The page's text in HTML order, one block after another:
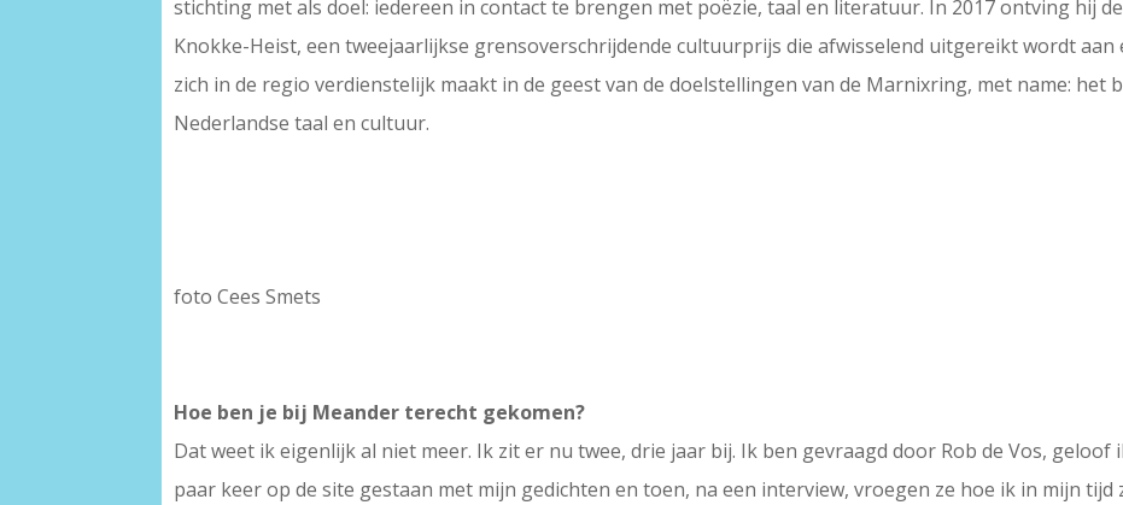
stichting met als doel: iedereen in contact te brengen met poëzie, taal en literatuur. In 2017 ontving hij
Knokke-Heist, een tweejaarlijkse grensoverschrijdende cultuurprijs die afwisselend uitgereikt wordt aan
zich in de regio verdienstelijk maakt in de geest van de doelstellingen van de Marnixring, met name: het
Nederlandse taal en cultuur.
foto Cees Smets
Hoe ben je bij Meander terecht gekomen?
Dat weet ik eigenlijk al niet meer. Ik zit er nu twee, drie jaar bij. Ik ben gevraagd door Rob de Vos, geloof
paar keer op de site gestaan met mijn gedichten en toen, na een interview, vroegen ze hoe ik in mijn tijd